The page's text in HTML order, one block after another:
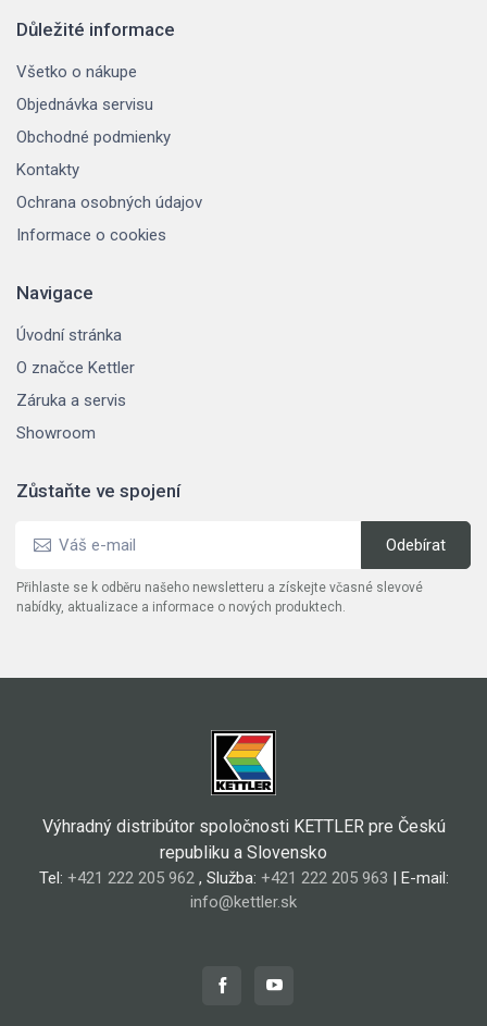
Důležité informace
Všetko o nákupe
Objednávka servisu
Obchodné podmienky
Kontakty
Ochrana osobných údajov
Informace o cookies
Navigace
Úvodní stránka
O značce Kettler
Záruka a servis
Showroom
Zůstaňte ve spojení
Přihlaste se k odběru našeho newsletteru a získejte včasné slevové
nabídky, aktualizace a informace o nových produktech.
Výhradný distribútor spoločnosti KETTLER pre Českú
republiku a Slovensko
Tel: +421 222 205 962, Služba: +421 222 205 963 | E-mail:
info@kettler.sk